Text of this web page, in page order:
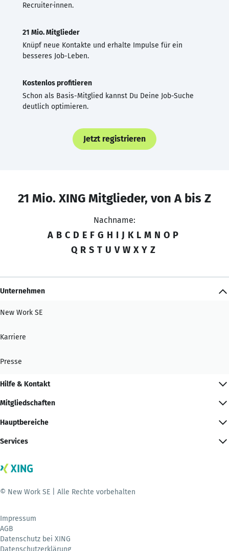
Recruiter·innen.
21 Mio. Mitglieder
Knüpf neue Kontakte und erhalte Impulse für ein
besseres Job-Leben.
Kostenlos profitieren
Schon als Basis-Mitglied kannst Du Deine Job-Suche
deutlich optimieren.
Jetzt registrieren
21 Mio. XING Mitglieder, von A bis Z
Nachname:
A B C D E F G H I J K L M N O P
Q R S T U V W X Y Z
Unternehmen
New Work SE
Karriere
Presse
Hilfe & Kontakt
Mitgliedschaften
Hauptbereiche
Services
© New Work SE | Alle Rechte vorbehalten
Impressum
AGB
Datenschutz bei XING
Datenschutzerklärung